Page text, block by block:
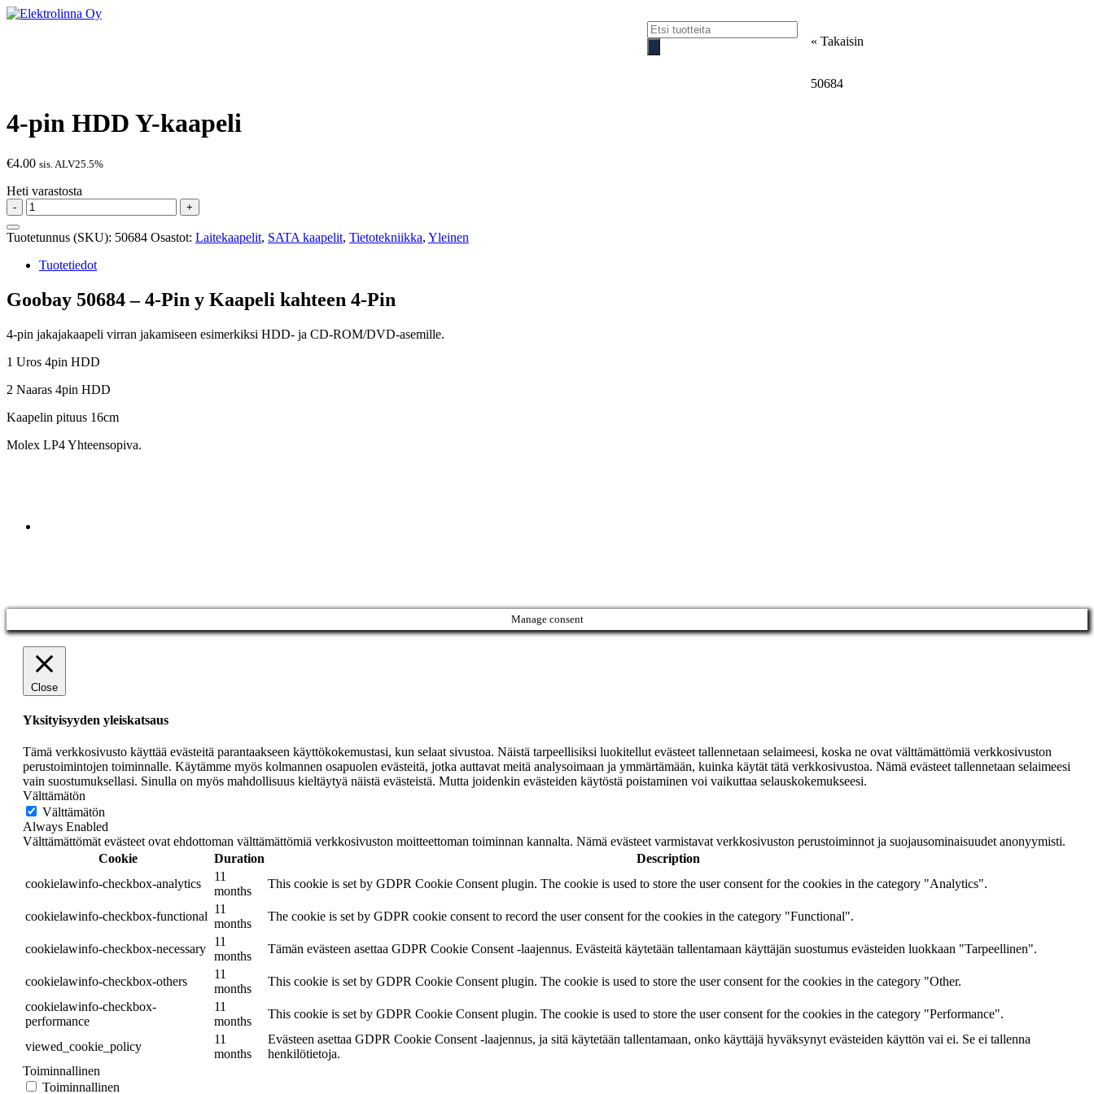
Skip
Products
search
« Takaisin
50684
4-pin HDD Y-kaapeli
€4.00 sis. ALV25.5%
Heti varastosta
-
4-
pin
HDD
kaapeli
+
Tuotetunnus (SKU): 50684 Osastot: Laitekaapelit, SATA kaapelit, Tietotekniikka, Yleinen
Tuotetiedot
Goobay 50684 – 4-Pin y Kaapeli kahteen 4-Pin
4-pin jakajakaapeli virran jakamiseen esimerkiksi HDD- ja CD-ROM/DVD-asemille.
1 Uros 4pin HDD
2 Naaras 4pin HDD
Kaapelin pituus 16cm
Molex LP4 Yhteensopiva.
Manage consent
Close
Yksityisyyden yleiskatsaus
Tämä verkkosivusto käyttää evästeitä parantaakseen käyttökokemustasi, kun selaat sivustoa. Näistä tarpeellisiksi luokitellut evästeet tallennetaan selaimeesi, koska ne ovat välttämättömiä verkkosivuston
perustoimintojen toiminnalle. Käytämme myös kolmannen osapuolen evästeitä, jotka auttavat meitä analysoimaan ja ymmärtämään, kuinka käytät tätä verkkosivustoa. Nämä evästeet tallennetaan selaimeesi
vain suostumuksellasi. Sinulla on myös mahdollisuus kieltäytyä näistä evästeistä. Mutta joidenkin evästeiden käytöstä poistaminen voi vaikuttaa selauskokemukseesi.
Välttämätön
Välttämätön
Always Enabled
Välttämättömät evästeet ovat ehdottoman välttämättömiä verkkosivuston moitteettoman toiminnan kannalta. Nämä evästeet varmistavat verkkosivuston perustoiminnot ja suojausominaisuudet anonyymisti.
Cookie
Duration
Description
cookielawinfo-checkbox-analytics
11
months
This cookie is set by GDPR Cookie Consent plugin. The cookie is used to store the user consent for the cookies in the category "Analytics".
cookielawinfo-checkbox-functional
11
months
The cookie is set by GDPR cookie consent to record the user consent for the cookies in the category "Functional".
cookielawinfo-checkbox-necessary
11
months
Tämän evästeen asettaa GDPR Cookie Consent -laajennus. Evästeitä käytetään tallentamaan käyttäjän suostumus evästeiden luokkaan "Tarpeellinen".
cookielawinfo-checkbox-others
11
months
This cookie is set by GDPR Cookie Consent plugin. The cookie is used to store the user consent for the cookies in the category "Other.
cookielawinfo-checkbox-
performance
11
months
This cookie is set by GDPR Cookie Consent plugin. The cookie is used to store the user consent for the cookies in the category "Performance".
viewed_cookie_policy
11
months
Evästeen asettaa GDPR Cookie Consent -laajennus, ja sitä käytetään tallentamaan, onko käyttäjä hyväksynyt evästeiden käyttön vai ei. Se ei tallenna
henkilötietoja.
Toiminnallinen
Toiminnallinen